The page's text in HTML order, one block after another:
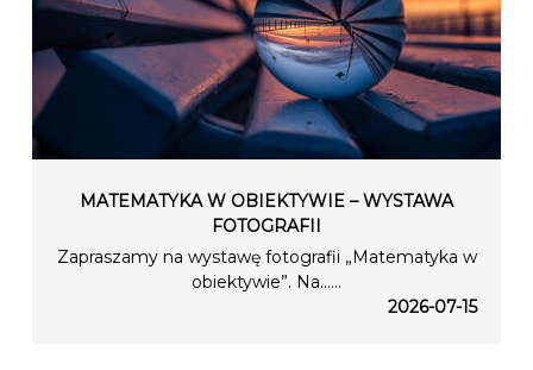
MATEMATYKA W OBIEKTYWIE – WYSTAWA
FOTOGRAFII
Zapraszamy na wystawę fotografii „Matematyka w
obiektywie”. Na…...
2026-07-15